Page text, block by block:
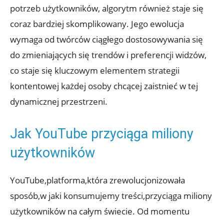
potrzeb użytkowników, algorytm również staje się
coraz bardziej skomplikowany. Jego ewolucja
wymaga od twórców ciągłego dostosowywania się
do zmieniających się trendów i preferencji widzów,
co staje się kluczowym elementem strategii
kontentowej każdej osoby chcącej zaistnieć w tej
dynamicznej przestrzeni.
Jak YouTube przyciąga miliony
użytkowników
YouTube,platforma,która zrewolucjonizowała
sposób,w jaki konsumujemy treści,przyciąga miliony
użytkowników na całym świecie. Od momentu